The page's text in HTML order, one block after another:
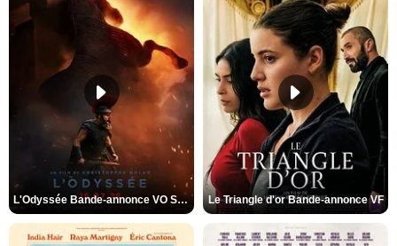
L'Odyssée Bande-annonce VO STFR Le Triangle d'or Bande-annonce VF